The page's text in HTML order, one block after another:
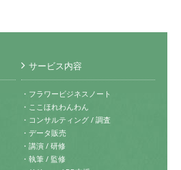
サービス内容
・フラワービジネスノート
・ここほれわんわん
・コンサルティング / 調査
・データ販売
・講演 / 研修
・執筆 / 監修